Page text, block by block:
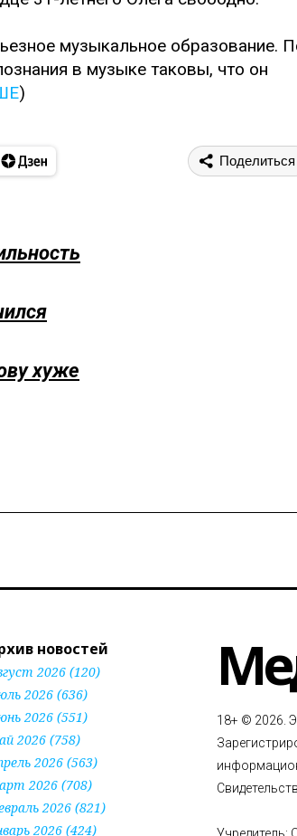
музыкальное образование.
в музыке таковы, что он
)
Поделиться
хуже
новостей
2026 (120)
2026 (636)
2026 (551)
2026 (758)
2026 (563)
2026 (708)
2026 (821)
2026 (424)
18+ © 2026.